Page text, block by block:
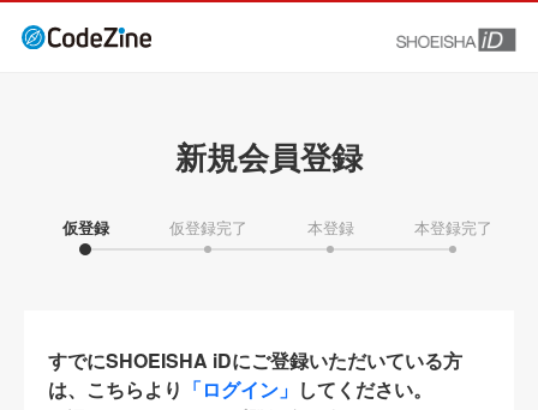
新規会員登録
仮登録 仮登録完了 本登録 本登録完了
すでにSHOEISHA iDにご登録いただいている方
は、こちらより 「ログイン」 してください。